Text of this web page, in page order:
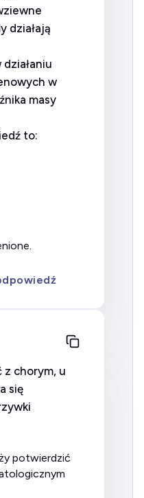
działają
w
masy
to:
z chorym, u
się